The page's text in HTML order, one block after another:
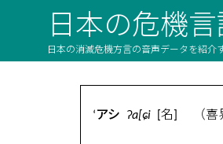
日本の危機
日本の消滅危機方言の音声データを紹介
‘アシ ʔa[ɕi [名] （喜